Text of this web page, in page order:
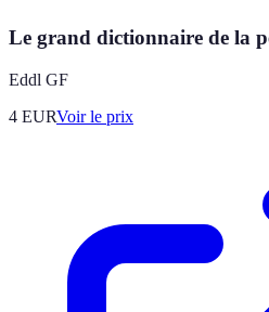
Le grand dictionnaire de la
Eddl GF
4 EURVoir le prix